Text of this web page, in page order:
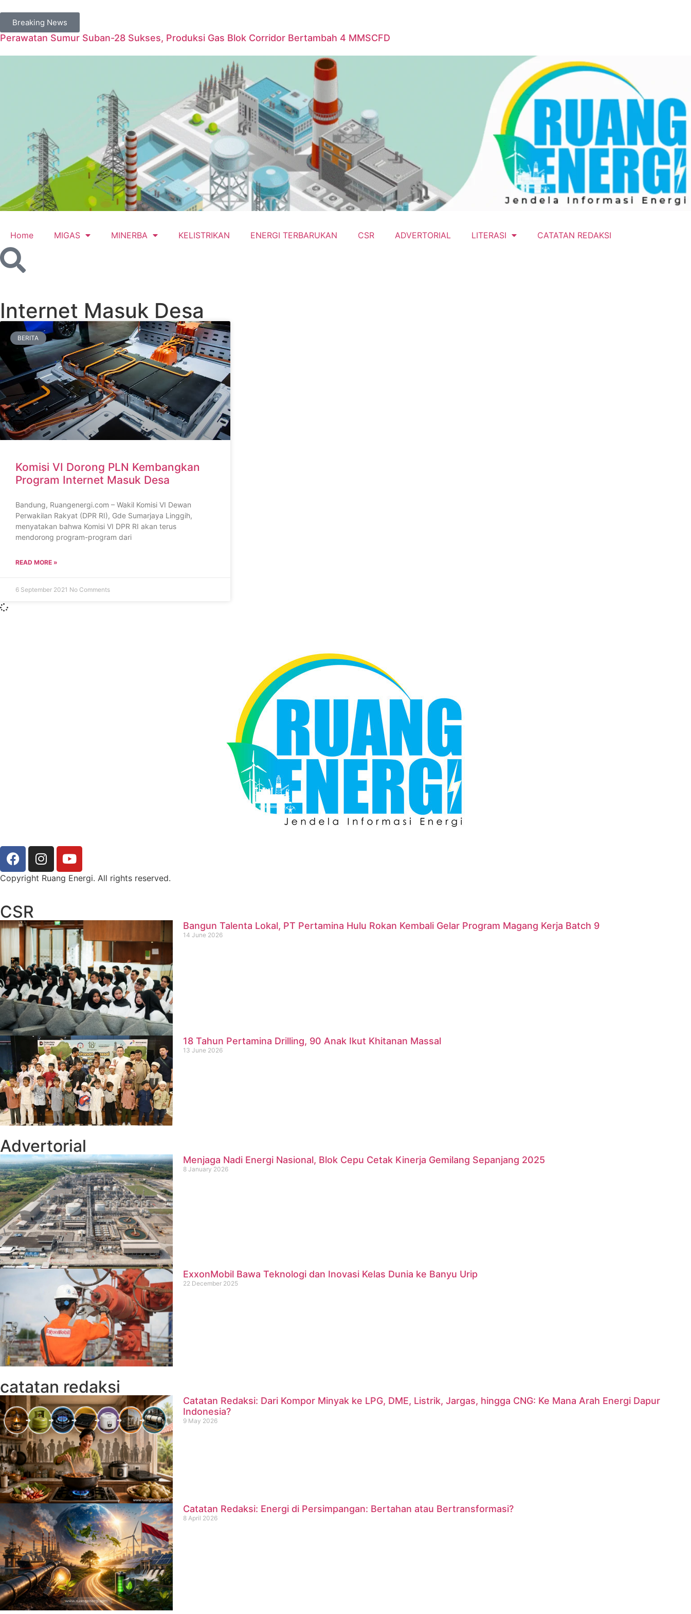
Breaking News
Perawatan Sumur Suban-28 Sukses, Produksi Gas Blok Corridor Bertambah 4 MMSCFD
Home MIGAS MINERBA KELISTRIKAN ENERGI TERBARUKAN CSR ADVERTORIAL LITERASI CATATAN REDAKSI
Internet Masuk Desa
BERITA
Komisi VI Dorong PLN Kembangkan
Program Internet Masuk Desa
Bandung, Ruangenergi.com – Wakil Komisi VI Dewan
Perwakilan Rakyat (DPR RI), Gde Sumarjaya Linggih,
menyatakan bahwa Komisi VI DPR RI akan terus
mendorong program-program dari
READ MORE »
6 September 2021 No Comments
Copyright Ruang Energi. All rights reserved.
CSR
Bangun Talenta Lokal, PT Pertamina Hulu Rokan Kembali Gelar Program Magang Kerja Batch 9
14 June 2026
18 Tahun Pertamina Drilling, 90 Anak Ikut Khitanan Massal
13 June 2026
Advertorial
Menjaga Nadi Energi Nasional, Blok Cepu Cetak Kinerja Gemilang Sepanjang 2025
8 January 2026
ExxonMobil Bawa Teknologi dan Inovasi Kelas Dunia ke Banyu Urip
22 December 2025
catatan redaksi
Catatan Redaksi: Dari Kompor Minyak ke LPG, DME, Listrik, Jargas, hingga CNG: Ke Mana Arah Energi Dapur
Indonesia?
9 May 2026
Catatan Redaksi: Energi di Persimpangan: Bertahan atau Bertransformasi?
8 April 2026